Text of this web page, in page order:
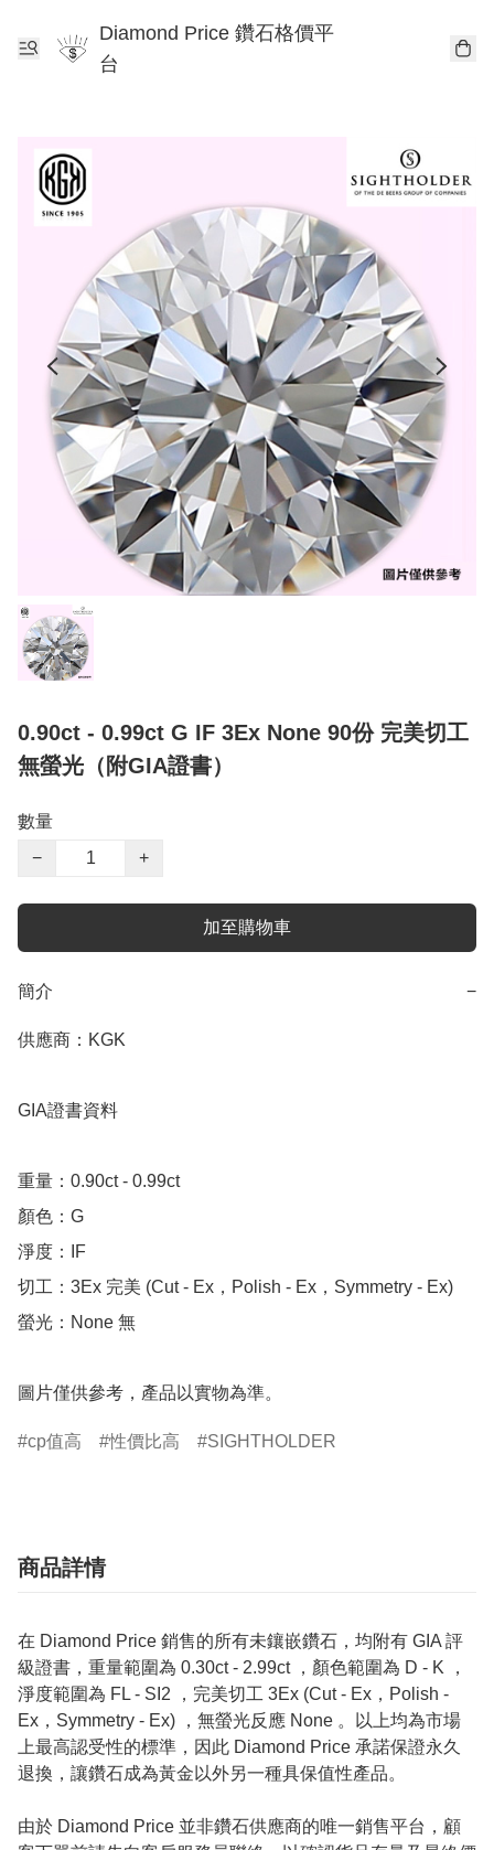
Diamond Price 鑽石格價平
台
0.90ct - 0.99ct G IF 3Ex None 90份 完美切工
無螢光（附GIA證書）
數量
−
+
加至購物車
簡介 −
供應商：KGK
GIA證書資料
重量：0.90ct - 0.99ct
顏色：G
淨度：IF
切工：3Ex 完美 (Cut - Ex，Polish - Ex，Symmetry - Ex)
螢光：None 無
圖片僅供參考，產品以實物為準。
cp值高 性價比高 SIGHTHOLDER
商品詳情
在 Diamond Price 銷售的所有未鑲嵌鑽石，均附有 GIA 評
級證書，重量範圍為 0.30ct - 2.99ct ，顏色範圍為 D - K ，
淨度範圍為 FL - SI2 ，完美切工 3Ex (Cut - Ex，Polish -
Ex，Symmetry - Ex) ，無螢光反應 None 。以上均為市場
上最高認受性的標準，因此 Diamond Price 承諾保證永久
退換，讓鑽石成為黃金以外另一種具保值性產品。
由於 Diamond Price 並非鑽石供應商的唯一銷售平台，顧